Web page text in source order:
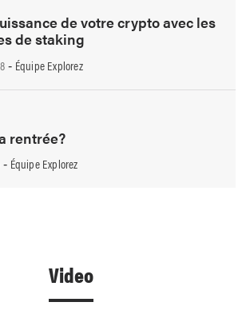
de votre crypto avec les
de staking
- Équipe Explorez
rentrée?
- Équipe Explorez
Video